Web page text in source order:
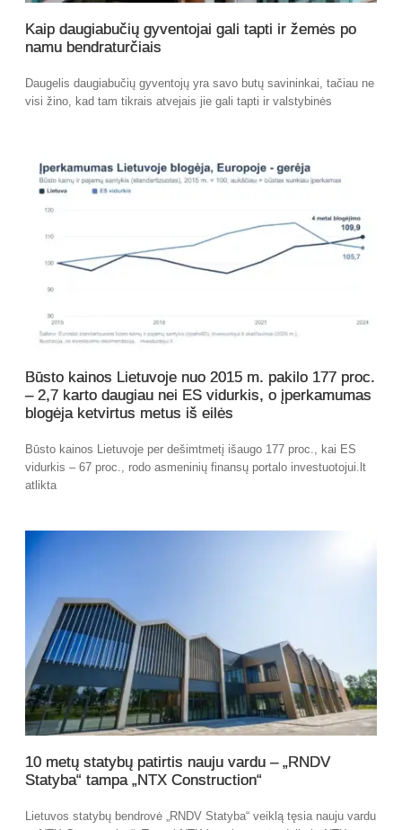
Kaip daugiabučių gyventojai gali tapti ir žemės po
namu bendraturčiais
Daugelis daugiabučių gyventojų yra savo butų savininkai, tačiau ne
visi žino, kad tam tikrais atvejais jie gali tapti ir valstybinės
Būsto kainos Lietuvoje nuo 2015 m. pakilo 177 proc.
– 2,7 karto daugiau nei ES vidurkis, o įperkamumas
blogėja ketvirtus metus iš eilės
Būsto kainos Lietuvoje per dešimtmetį išaugo 177 proc., kai ES
vidurkis – 67 proc., rodo asmeninių finansų portalo investuotojui.lt
atlikta
10 metų statybų patirtis nauju vardu – „RNDV
Statyba“ tampa „NTX Construction“
Lietuvos statybų bendrovė „RNDV Statyba“ veiklą tęsia nauju vardu